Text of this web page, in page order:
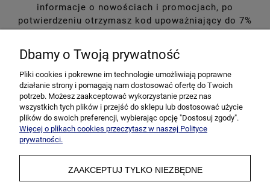
informacje o nowościach i promocjach, po
potwierdzeniu otrzymasz kod upoważniający do 7%
Dbamy o Twoją prywatność
Pliki cookies i pokrewne im technologie umożliwiają poprawne
działanie strony i pomagają nam dostosować ofertę do Twoich
potrzeb. Możesz zaakceptować wykorzystanie przez nas
wszystkich tych plików i przejść do sklepu lub dostosować użycie
plików do swoich preferencji, wybierając opcję "Dostosuj zgody".
Więcej o plikach cookies przeczytasz w naszej Polityce
prywatności.
ZAAKCEPTUJ TYLKO NIEZBĘDNE